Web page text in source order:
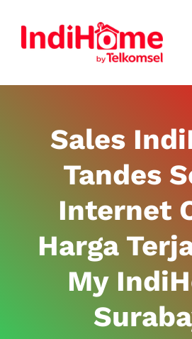
Sales
Tandes
Internet
Harga
My